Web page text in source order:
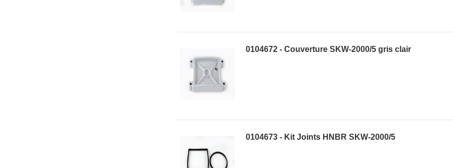
0104672 - Couverture SKW-2000/5 gris clair
0104673 - Kit Joints HNBR SKW-2000/5